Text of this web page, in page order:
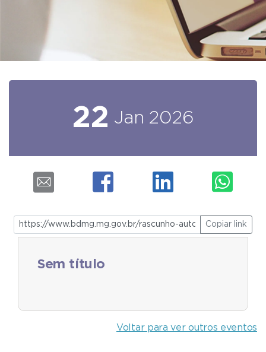
22 Jan 2026
Copiar link
Sem título
Voltar para ver outros eventos